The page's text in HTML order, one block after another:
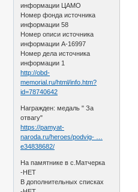
информации ЦАМО
Номер фонда источника
информации 58
Номер описи источника
информации A-16997
Номер дела источника
информации 1
http://obd-
memorial.ru/html/info.htm?
id=78740642
Награжден: медаль " За
отвагу"
https://pamyat-
naroda.ru/heroes/podvig- …
e34838682/
На памятнике в с.Матчерка
-НЕТ
В дополнительных списках